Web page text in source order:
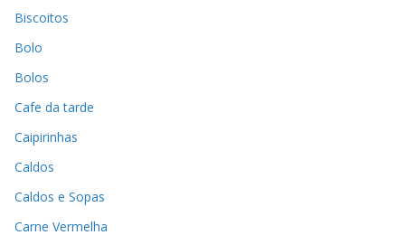
Biscoitos
Bolo
Bolos
Cafe da tarde
Caipirinhas
Caldos
Caldos e Sopas
Carne Vermelha